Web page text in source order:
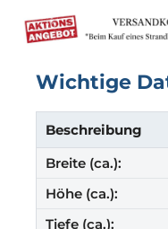
Wichtige
Beschreibung
Breite (ca.):
Höhe (ca.):
Tiefe (ca.):